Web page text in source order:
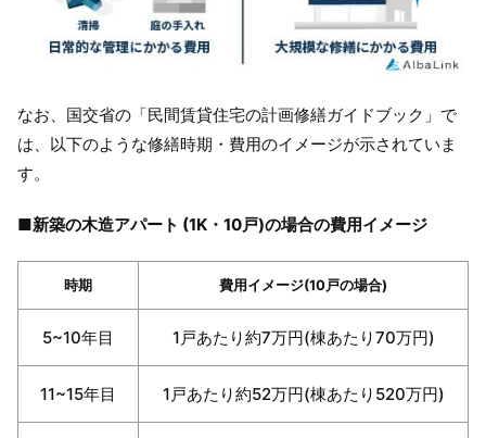
なお、国交省の「民間賃貸住宅の計画修繕ガイドブック」で
は、以下のような修繕時期・費用のイメージが示されていま
す。
■新築の木造アパート (1K・10戸)の場合の費用イメージ
時期 費用イメージ(10戸の場合)
5~10年目 1戸あたり約7万円(棟あたり70万円)
11~15年目 1戸あたり約52万円(棟あたり520万円)